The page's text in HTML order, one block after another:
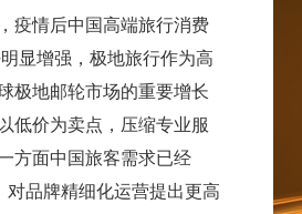
疫情后中国高端旅行消费
显增强，极地旅行作为高
极地邮轮市场的重要增长
低价为卖点，压缩专业服
方面中国旅客需求已经
对品牌精细化运营提出更高